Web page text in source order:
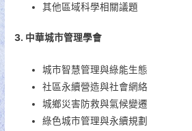
其他區域科學相關議題
3. 中華城市管理學會
城市智慧管理與綠能生態
社區永續營造與社會網絡
城鄉災害防救與氣候變遷
綠色城市管理與永續規劃